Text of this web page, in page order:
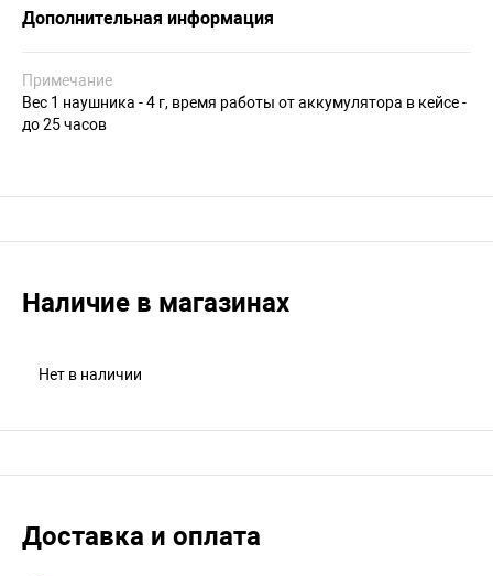
Дополнительная информация
Примечание
Вес 1 наушника - 4 г, время работы от аккумулятора в кейсе -
до 25 часов
Наличие в магазинах
Нет в наличии
Доставка и оплата